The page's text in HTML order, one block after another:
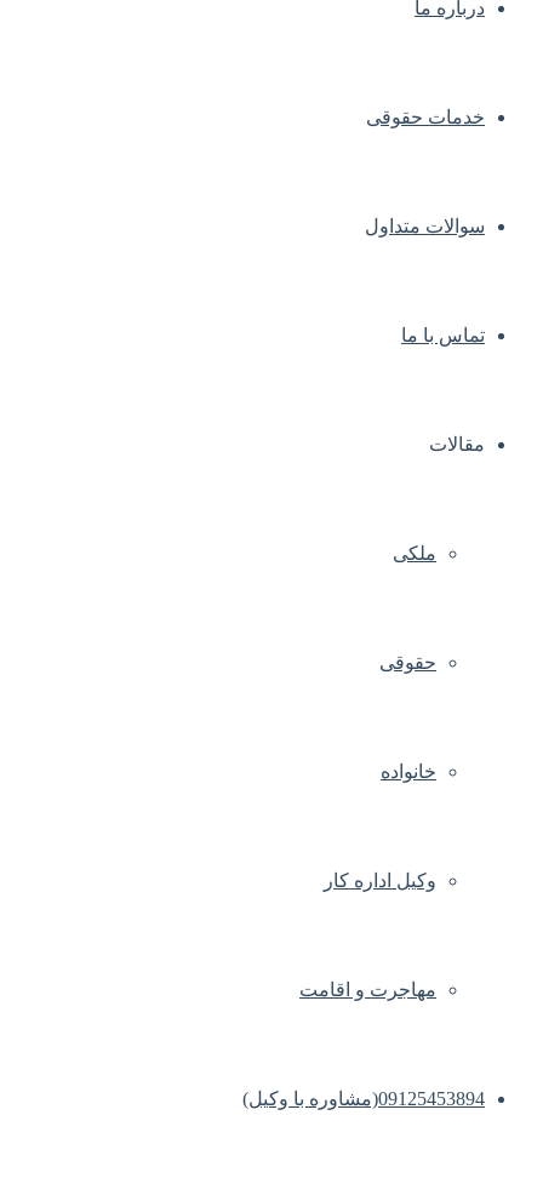
درباره ما
خدمات حقوقی
سوالات متداول
تماس با ما
مقالات
ملکی
حقوقی
خانواده
وکیل اداره کار
مهاجرت و اقامت
09125453894(مشاوره با وکیل)